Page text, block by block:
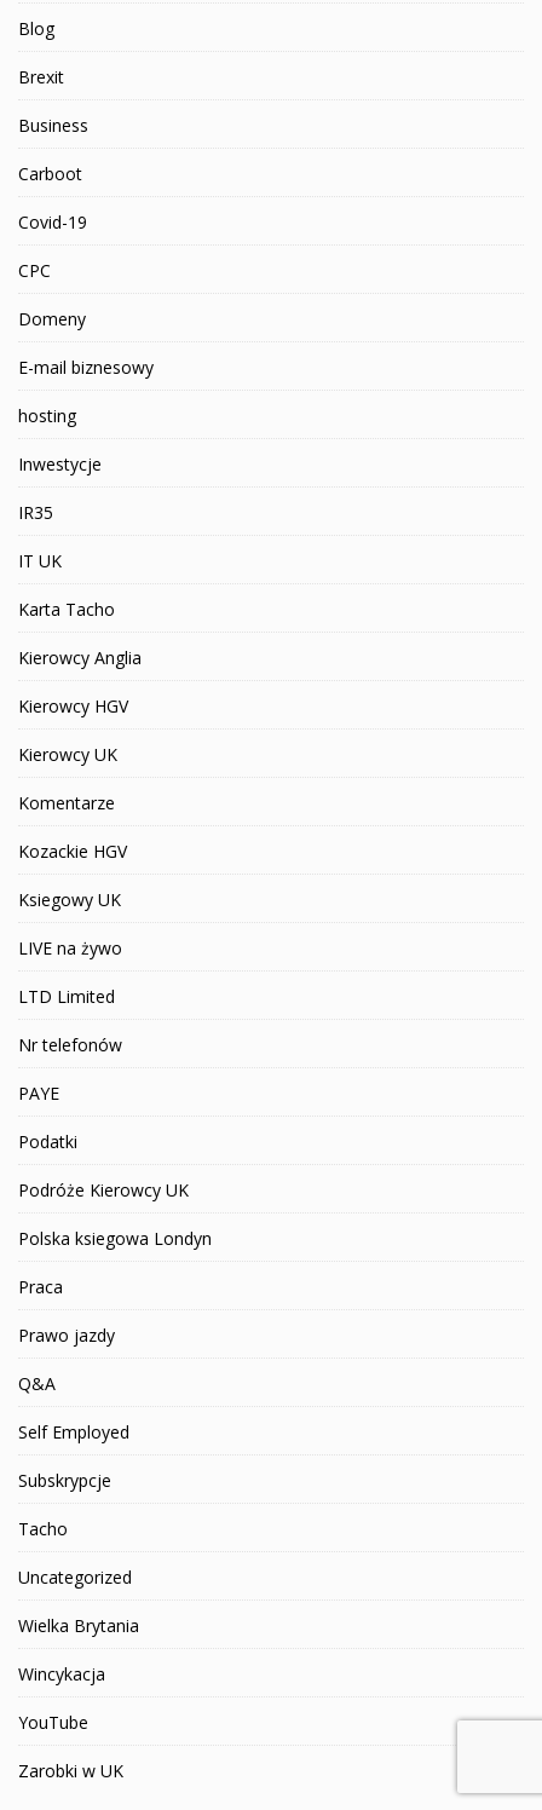
Blog
Brexit
Business
Carboot
Covid-19
CPC
Domeny
E-mail biznesowy
hosting
Inwestycje
IR35
IT UK
Karta Tacho
Kierowcy Anglia
Kierowcy HGV
Kierowcy UK
Komentarze
Kozackie HGV
Ksiegowy UK
LIVE na żywo
LTD Limited
Nr telefonów
PAYE
Podatki
Podróże Kierowcy UK
Polska ksiegowa Londyn
Praca
Prawo jazdy
Q&A
Self Employed
Subskrypcje
Tacho
Uncategorized
Wielka Brytania
Wincykacja
YouTube
Zarobki w UK